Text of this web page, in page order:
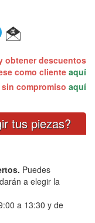
obtener descuentos
como clienteaquí
compromiso aquí
tus piezas?
Puedes
a elegir la
a 13:30 y de